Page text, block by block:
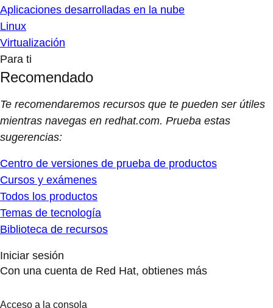
Aplicaciones desarrolladas en la nube
Linux
Virtualización
Para ti
Recomendado
Te recomendaremos recursos que te pueden ser útiles
mientras navegas en redhat.com. Prueba estas
sugerencias:
Centro de versiones de prueba de productos
Cursos y exámenes
Todos los productos
Temas de tecnología
Biblioteca de recursos
Iniciar sesión
Con una cuenta de Red Hat, obtienes más
Acceso a la consola